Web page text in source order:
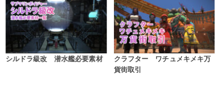
シルドラ級改 潜水艦必要素材
クラフター ワチュメキメキ万
貨街取引